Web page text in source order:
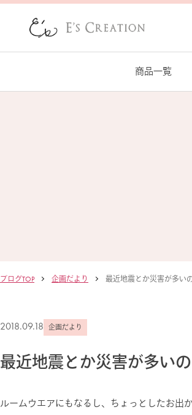
商品一覧
ブログTOP 企画だより 最近地震とか災害が多い
2018.09.18 企画だより
最近地震とか災害が多い
ルームウエアにもなるし、ちょっとしたお出